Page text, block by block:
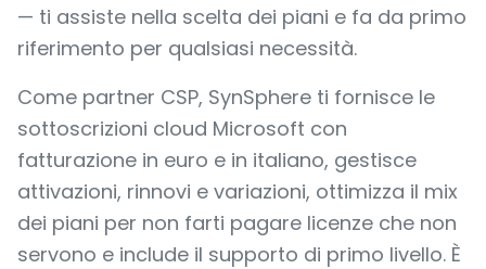
— ti assiste nella scelta dei piani e fa da primo
riferimento per qualsiasi necessità.
Come partner CSP, SynSphere ti fornisce le
sottoscrizioni cloud Microsoft con
fatturazione in euro e in italiano, gestisce
attivazioni, rinnovi e variazioni, ottimizza il mix
dei piani per non farti pagare licenze che non
servono e include il supporto di primo livello. È